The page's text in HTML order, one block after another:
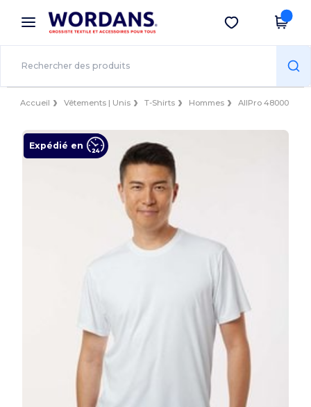
× Appli Wordans
Meilleurs prix sur l’app !
Obtenir l'appli
Accueil Vêtements | Unis T-Shirts Hommes AllPro 48000
Expédié en